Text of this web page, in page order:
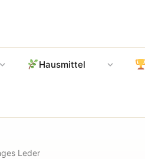
Hausmittel
Leder